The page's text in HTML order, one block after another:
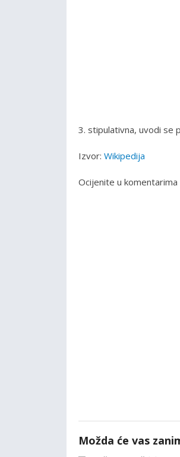
3. stipulativna, uvodi se
Izvor: Wikipedija
Ocijenite u
Možda će vas